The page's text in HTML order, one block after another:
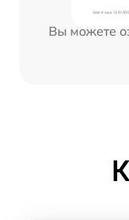
Вы можете